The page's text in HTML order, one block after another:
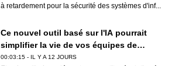
à retardement pour la sécurité des systèmes d'inf...
Ce nouvel outil basé sur l'IA pourrait
simplifier la vie de vos équipes de
conformité (et de vos développeurs)
00:03:15 - IL Y A 12 JOURS